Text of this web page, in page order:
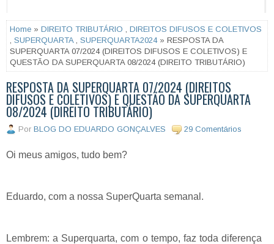
Home » DIREITO TRIBUTÁRIO
DIREITOS DIFUSOS E COLETIVOS
SUPERQUARTA SUPERQUARTA2024» RESPOSTA DA
SUPERQUARTA 07/2024 (DIREITOS DIFUSOS E COLETIVOS) E
QUESTÃO DA SUPERQUARTA 08/2024 (DIREITO TRIBUTÁRIO)
RESPOSTA DA SUPERQUARTA 07/2024 (DIREITOS
DIFUSOS E COLETIVOS) E QUESTÃO DA SUPERQUARTA
08/2024 (DIREITO TRIBUTÁRIO)
Por BLOG DO EDUARDO GONÇALVES 29 Comentários
Oi meus amigos, tudo bem?
Eduardo, com a nossa SuperQuarta semanal.
Lembrem: a Superquarta, com o tempo, faz toda diferença